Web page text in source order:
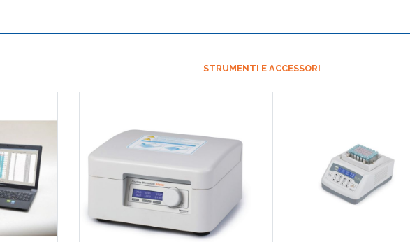
STRUMENTI E ACCESSORI